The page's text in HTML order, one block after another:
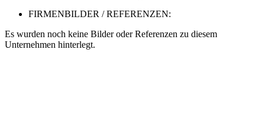
FIRMENBILDER / REFERENZEN:
Es wurden noch keine Bilder oder Referenzen zu diesem
Unternehmen hinterlegt.